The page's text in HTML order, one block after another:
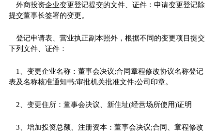
外商投资企业变更登记提交的文件、证件：申请变更登记除
提交董事长签署的变更。
登记申请表、营业执正副本照外，根据不同的变更项目提交
下列文件、证件：
1、变更企业名称：董事会决议;合同章程修改协议名称登记
表及名称核准通知书;审批机关批准文件;公司印章。
2、变更住所：董事会决议、新住址(经营场所使用)证明
3、增加投资总额、注册资本：董事会决议;合同、章程修改